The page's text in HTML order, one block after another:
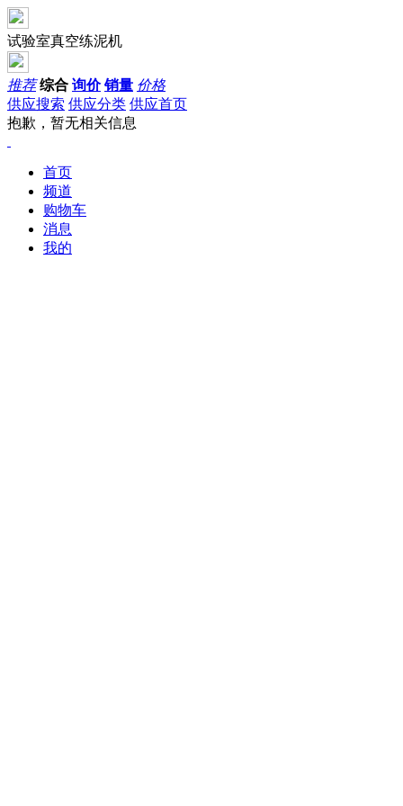
试验室真空练泥机
推荐 综合 询价 销量 价格
供应搜索 供应分类 供应首页
抱歉，暂无相关信息
首页
频道
购物车
消息
我的